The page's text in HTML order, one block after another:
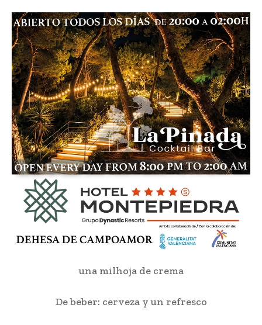
una milhoja de crema
De beber: cerveza y un refresco